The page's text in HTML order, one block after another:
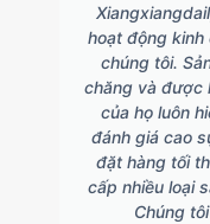
hoạt động
chúng tôi.
chăng và được
của họ luôn
đánh giá cao
đặt hàng tối
cấp nhiều loại
Chúng